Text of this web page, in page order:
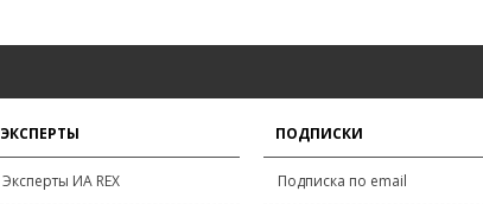
ЭКСПЕРТЫ
Эксперты ИА REX
ПОДПИСКИ
Подписка по email